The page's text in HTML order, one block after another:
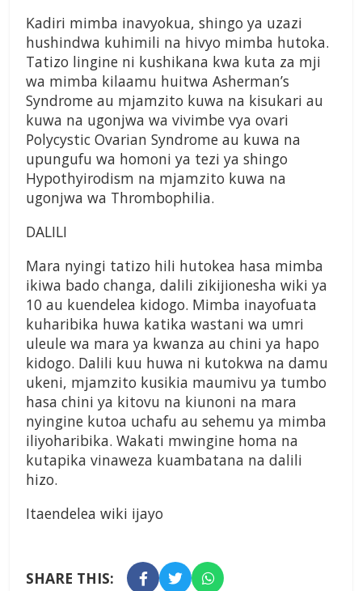
Kadiri mimba inavyokua, shingo ya uzazi
hushindwa kuhimili na hivyo mimba hutoka.
Tatizo lingine ni kushikana kwa kuta za mji
wa mimba kilaamu huitwa Asherman’s
Syndrome au mjamzito kuwa na kisukari au
kuwa na ugonjwa wa vivimbe vya ovari
Polycystic Ovarian Syndrome au kuwa na
upungufu wa homoni ya tezi ya shingo
Hypothyirodism na mjamzito kuwa na
ugonjwa wa Thrombophilia.
DALILI
Mara nyingi tatizo hili hutokea hasa mimba
ikiwa bado changa, dalili zikijionesha wiki ya
10 au kuendelea kidogo. Mimba inayofuata
kuharibika huwa katika wastani wa umri
uleule wa mara ya kwanza au chini ya hapo
kidogo. Dalili kuu huwa ni kutokwa na damu
ukeni, mjamzito kusikia maumivu ya tumbo
hasa chini ya kitovu na kiunoni na mara
nyingine kutoa uchafu au sehemu ya mimba
iliyoharibika. Wakati mwingine homa na
kutapika vinaweza kuambatana na dalili
hizo.
Itaendelea wiki ijayo
SHARE THIS: